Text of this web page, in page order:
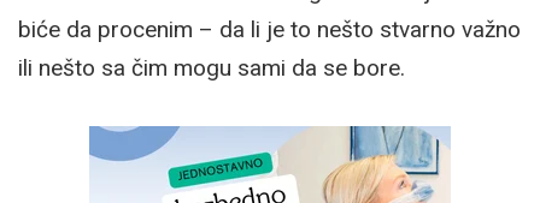
biće da procenim – da li je to nešto stvarno važno
ili nešto sa čim mogu sami da se bore.